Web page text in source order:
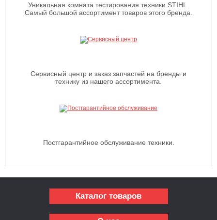
Уникальная комната тестирования техники STIHL.
Самый большой ассортимент товаров этого бренда.
Сервисный центр и заказ запчастей на бренды и
технику из нашего ассортимента.
Постгарантийное обслуживание техники.
Каталог товаров